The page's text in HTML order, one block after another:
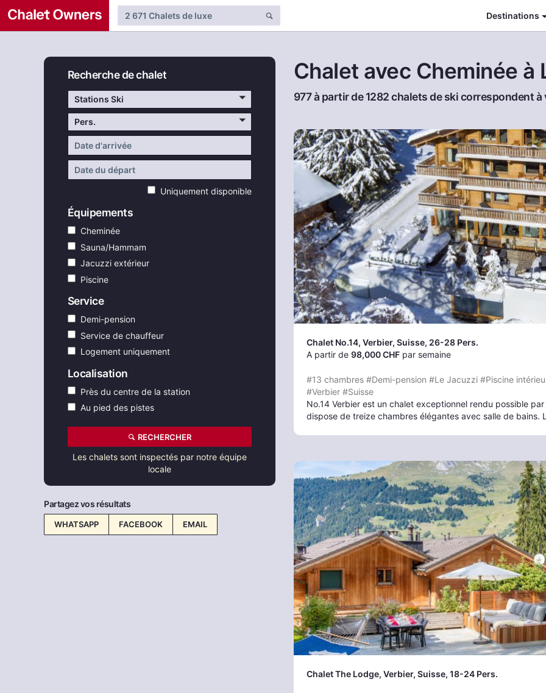
Destinations
Recherche de chalet
Stations Ski
Pers.
Uniquement disponible
Équipements
Cheminée
Sauna/Hammam
Jacuzzi extérieur
Piscine
Service
Demi-pension
Service de chauffeur
Logement uniquement
Localisation
Près du centre de la station
Au pied des pistes
RECHERCHER
Les chalets sont inspectés par notre équipe
locale
Partagez vos résultats
WHATSAPP FACEBOOK EMAIL
Сhalet avec Сheminée à
977 à partir de 1282 chalets de ski correspondent
Chalet No.14, Verbier, Suisse, 26-28 Pers.
A partir de 98,000 CHFpar semaine
#13 chambres #Demi-pension #Le Jacuzzi #Piscine
#Verbier #Suisse
No.14 Verbier est un chalet exceptionnel rendu possible
dispose de treize chambres élégantes avec salle de
Chalet The Lodge, Verbier, Suisse, 18-24 Pers.